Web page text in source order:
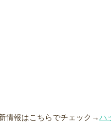
情報はこちらでチェック→ハ